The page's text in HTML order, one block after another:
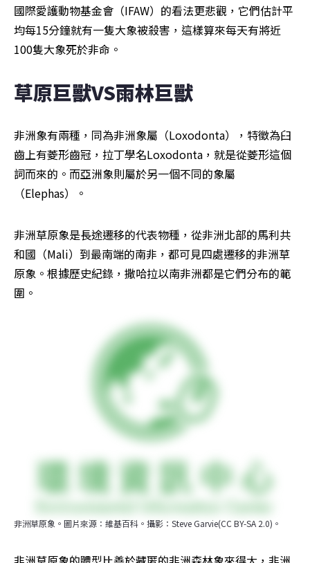
國際愛護動物基金會（IFAW）的看法更悲觀，它們估計平
均每15分鐘就有一隻大象被殺害，這樣算來每天有將近
100隻大象死於非命。
草原巨獸VS雨林巨獸
非洲象有兩種，同為非洲象屬（Loxodonta），特徵為臼
齒上有菱形齒冠，拉丁學名Loxodonta，就是從菱形這個
詞而來的。而亞洲象則屬於另一個不同的象屬
（Elephas）。
非洲草原象是長途遷移的代表物種，從非洲北部的馬利共
和國（Mali）到最南端的南非，都可見四處遷移的非洲草
原象。根據歷史紀錄，撒哈拉以南非洲都是它們分布的範
圍。
非洲草原象。圖片來源：維基百科。攝影：Steve Garvie(CC BY-SA 2.0)。